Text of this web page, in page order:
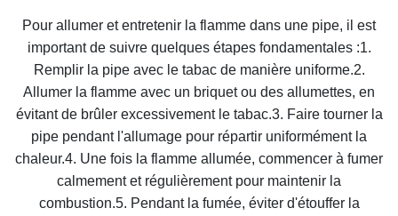
Pour allumer et entretenir la flamme dans une pipe, il est
important de suivre quelques étapes fondamentales :1.
Remplir la pipe avec le tabac de manière uniforme.2.
Allumer la flamme avec un briquet ou des allumettes, en
évitant de brûler excessivement le tabac.3. Faire tourner la
pipe pendant l'allumage pour répartir uniformément la
chaleur.4. Une fois la flamme allumée, commencer à fumer
calmement et régulièrement pour maintenir la
combustion.5. Pendant la fumée, éviter d'étouffer la